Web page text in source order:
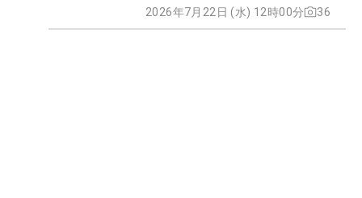
2026年7月22日 (水) 12時00分 36